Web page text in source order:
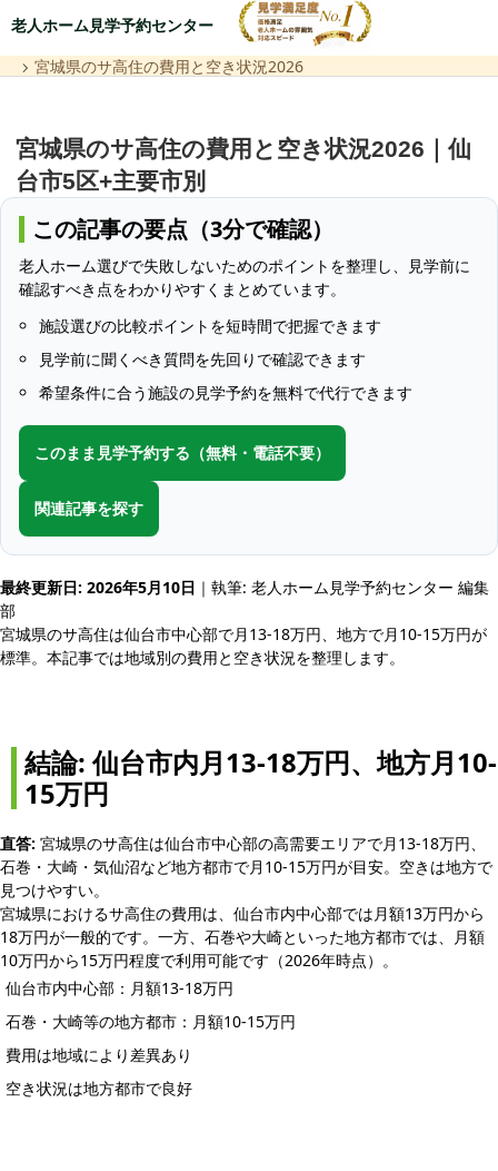
老人ホーム見学予約センター
宮城県のサ高住の費用と空き状況2026
宮城県のサ高住の費用と空き状況2026｜仙
台市5区+主要市別
この記事の要点（3分で確認）
老人ホーム選びで失敗しないためのポイントを整理し、見学前に
確認すべき点をわかりやすくまとめています。
施設選びの比較ポイントを短時間で把握できます
見学前に聞くべき質問を先回りで確認できます
希望条件に合う施設の見学予約を無料で代行できます
このまま見学予約する（無料・電話不要）
関連記事を探す
最終更新日: 2026年5月10日 ｜執筆: 老人ホーム見学予約センター 編集
部
宮城県のサ高住は仙台市中心部で月13-18万円、地方で月10-15万円が
標準。本記事では地域別の費用と空き状況を整理します。
結論: 仙台市内月13-18万円、地方月10-
15万円
直答: 宮城県のサ高住は仙台市中心部の高需要エリアで月13-18万円、
石巻・大崎・気仙沼など地方都市で月10-15万円が目安。空きは地方で
見つけやすい。
宮城県におけるサ高住の費用は、仙台市内中心部では月額13万円から
18万円が一般的です。一方、石巻や大崎といった地方都市では、月額
10万円から15万円程度で利用可能です（2026年時点）。
仙台市内中心部：月額13-18万円
石巻・大崎等の地方都市：月額10-15万円
費用は地域により差異あり
空き状況は地方都市で良好